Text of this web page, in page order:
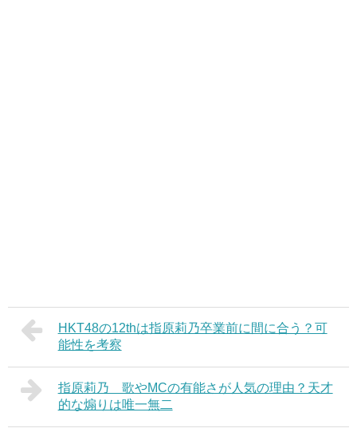
HKT48の12thは指原莉乃卒業前に間に合う？可
能性を考察
指原莉乃 歌やMCの有能さが人気の理由？天才
的な煽りは唯一無二